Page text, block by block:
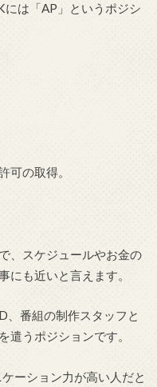
には「AP」というポジシ
可の取得。
、スケジュールやお金の
にも近いと言えます。
、番組の制作スタッフと
遣うポジションです。
ーション力が高い人だと